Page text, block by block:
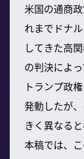
米国の通商
れまでドナ
してきた高
の判決によ
トランプ政
発動したが
きく異なる
本稿では、